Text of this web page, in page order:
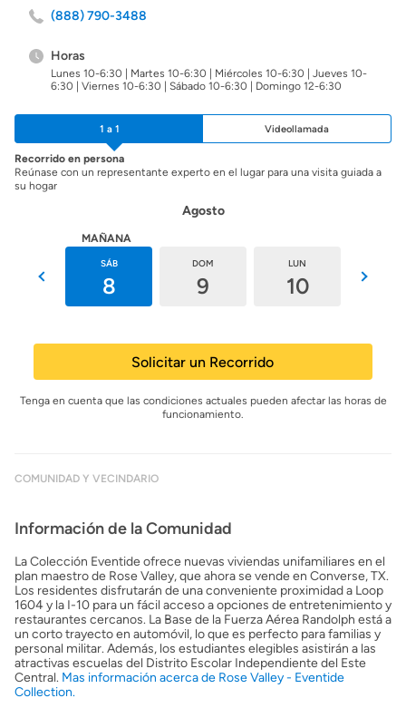
(888) 790-3488
Horas
Lunes 10-6:30 | Martes 10-6:30 | Miércoles 10-6:30 | Jueves 10-
6:30 | Viernes 10-6:30 | Sábado 10-6:30 | Domingo 12-6:30
1 a 1 Videollamada
Recorrido en persona
Reúnase con un representante experto en el lugar para una visita guiada a
su hogar
Agosto
MAÑANA
SÁB
8
DOM
9
LUN
10
Solicitar un Recorrido
Tenga en cuenta que las condiciones actuales pueden afectar las horas de
funcionamiento.
COMUNIDAD Y VECINDARIO
Información de la Comunidad
La Colección Eventide ofrece nuevas viviendas unifamiliares en el
plan maestro de Rose Valley, que ahora se vende en Converse, TX.
Los residentes disfrutarán de una conveniente proximidad a Loop
1604 y la I-10 para un fácil acceso a opciones de entretenimiento y
restaurantes cercanos. La Base de la Fuerza Aérea Randolph está a
un corto trayecto en automóvil, lo que es perfecto para familias y
personal militar. Además, los estudiantes elegibles asistirán a las
atractivas escuelas del Distrito Escolar Independiente del Este
Central. Mas información acerca de Rose Valley - Eventide
Collection.